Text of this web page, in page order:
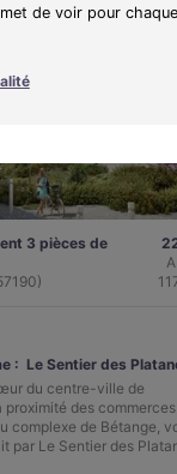
de voir pour
3 pièces de
: Le Sentier des
du centre-ville de
proximité des
complexe de Bétange,
par Le Sentier des